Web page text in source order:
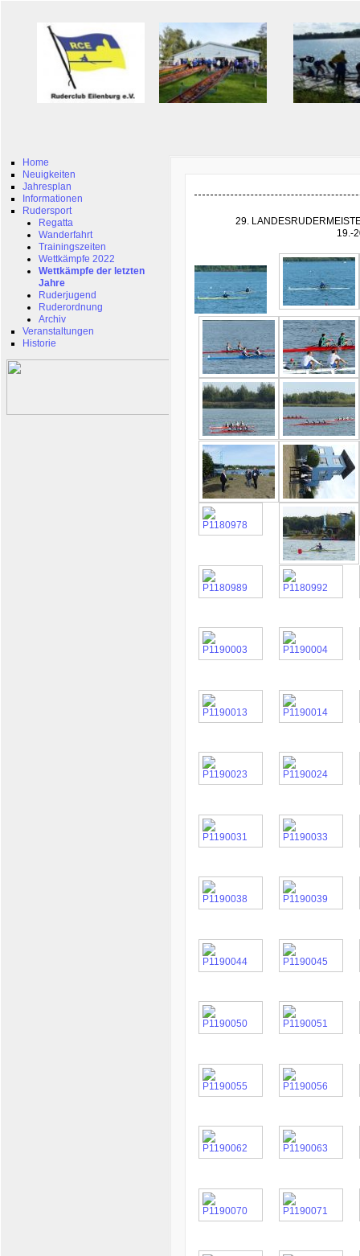
Home
Neuigkeiten
Jahresplan
Informationen
Rudersport
Regatta
Wanderfahrt
Trainingszeiten
Wettkämpfe 2022
Wettkämpfe der letzten
Jahre
Ruderjugend
Ruderordnung
Archiv
Veranstaltungen
Historie
29.
19.-